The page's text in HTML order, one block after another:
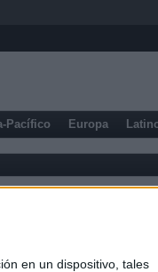
en un dispositivo, tales
Pacífico Europa